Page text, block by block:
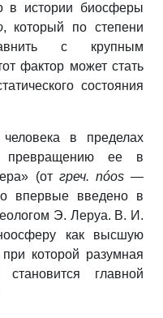
в истории биосферы
, который по степени
с крупным
фактор может стать
состояния
человека в пределах
превращению ее в
(от греч. nóos—
впервые введено в
Э. Леруа. В. И.
как высшую
которой разумная
становится главной